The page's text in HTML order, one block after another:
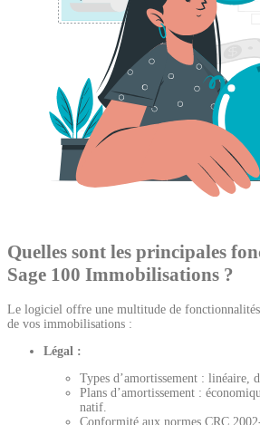
Quelles sont les principales
Sage 100 Immobilisations ?
Le logiciel offre une multitude de
de vos immobilisations :
Légal :
Types d’amortissement : linéaire,
Plans d’amortissement :
natif.
Conformité aux normes CRC